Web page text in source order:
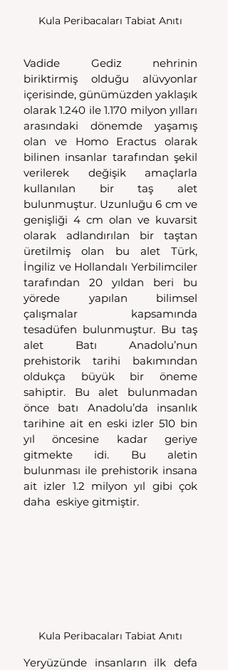
Kula Peribacaları Tabiat Anıtı
Vadide Gediz nehrinin
biriktirmiş olduğu alüvyonlar
içerisinde, günümüzden yaklaşık
olarak 1.240 ile 1.170 milyon yılları
arasındaki dönemde yaşamış
olan ve Homo Eractus olarak
bilinen insanlar tarafından şekil
verilerek değişik amaçlarla
kullanılan bir taş alet
bulunmuştur. Uzunluğu 6 cm ve
genişliği 4 cm olan ve kuvarsit
olarak adlandırılan bir taştan
üretilmiş olan bu alet Türk,
İngiliz ve Hollandalı Yerbilimciler
tarafından 20 yıldan beri bu
yörede yapılan bilimsel
çalışmalar kapsamında
tesadüfen bulunmuştur. Bu taş
alet Batı Anadolu’nun
prehistorik tarihi bakımından
oldukça büyük bir öneme
sahiptir. Bu alet bulunmadan
önce batı Anadolu’da insanlık
tarihine ait en eski izler 510 bin
yıl öncesine kadar geriye
gitmekte idi. Bu aletin
bulunması ile prehistorik insana
ait izler 1.2 milyon yıl gibi çok
daha  eskiye gitmiştir.
Kula Peribacaları Tabiat Anıtı
Yeryüzünde insanların ilk defa